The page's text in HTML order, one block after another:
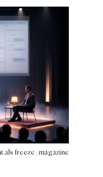
als freeze_magazine